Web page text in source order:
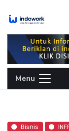
Menu
Bisnis